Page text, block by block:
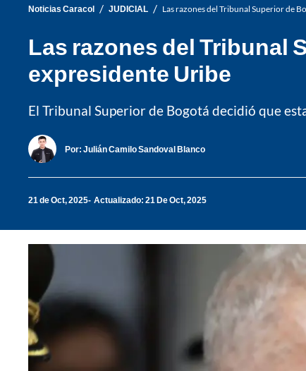
Noticias Caracol / JUDICIAL / Las razones del Tribunal Superior de
Las razones del Tribunal
expresidente Uribe
El Tribunal Superior de Bogotá decidió que
Por: Julián Camilo Sandoval Blanco
21 de Oct, 2025 Actualizado: 21 De Oct, 2025